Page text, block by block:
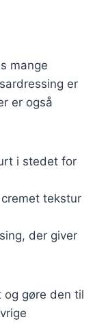
mange
er
er også
i stedet for
tekstur
der giver
gøre den til